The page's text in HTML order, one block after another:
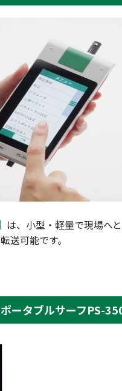
は、小型・軽量で現場へ
送可能です。
ータブルサーフPS-